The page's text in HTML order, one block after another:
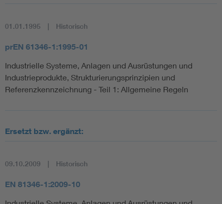
01.01.1995 Historisch
prEN 61346-1:1995-01
Industrielle Systeme, Anlagen und Ausrüstungen und
Industrieprodukte, Strukturierungsprinzipien und
Referenzkennzeichnung - Teil 1: Allgemeine Regeln
Ersetzt bzw. ergänzt:
09.10.2009 Historisch
EN 81346-1:2009-10